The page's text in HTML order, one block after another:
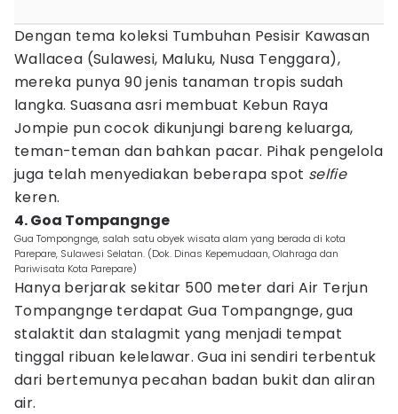
Dengan tema koleksi Tumbuhan Pesisir Kawasan
Wallacea (Sulawesi, Maluku, Nusa Tenggara),
mereka punya 90 jenis tanaman tropis sudah
langka. Suasana asri membuat Kebun Raya
Jompie pun cocok dikunjungi bareng keluarga,
teman-teman dan bahkan pacar. Pihak pengelola
juga telah menyediakan beberapa spot selfie
keren.
4. Goa Tompangnge
Gua Tompongnge, salah satu obyek wisata alam yang berada di kota
Parepare, Sulawesi Selatan. (Dok. Dinas Kepemudaan, Olahraga dan
Pariwisata Kota Parepare)
Hanya berjarak sekitar 500 meter dari Air Terjun
Tompangnge terdapat Gua Tompangnge, gua
stalaktit dan stalagmit yang menjadi tempat
tinggal ribuan kelelawar. Gua ini sendiri terbentuk
dari bertemunya pecahan badan bukit dan aliran
air.